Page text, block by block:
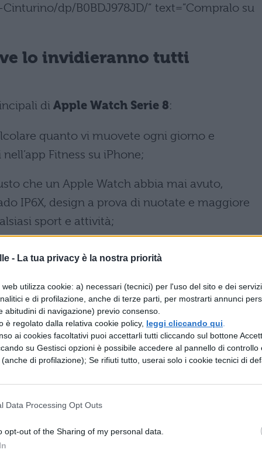
- La tua privacy è la nostra priorità
utilizza cookie: a) necessari (tecnici) per l'uso del sito e dei
e di profilazione, anche di terze parti, per mostrarti annunci
abitudini di navigazione) previo consenso.
è regolato dalla relativa cookie policy, leggi cliccando qui
ai cookies facoltativi puoi accettarli tutti cliccando sul bottone
su Gestisci opzioni è possibile accedere al pannello di controllo
di profilazione); Se rifiuti tutto, userai solo i cookie tecnici di
Data Processing Opt Outs
opt-out of the Sharing of my personal data.
dp/B0BDJ978JD/” text=”Compralo su
lo invidieranno tutti
di Apple Watch Serie 8:
quanto vi muovete ogni giorno e
Fitness su iPhone;
che un Apple Watch abbia mai avuto,
IP6X, design a prova di nuotate e maggiore
sport e attività;
chiamate, email e messaggi e controllare
e audiolibri. Queste funzioni però sono
GPS;
un sensore e un’app all’avanguardia;
cardiaca troppo alta o troppo bassa, o di
come “Rilevamento cadute”, SOS